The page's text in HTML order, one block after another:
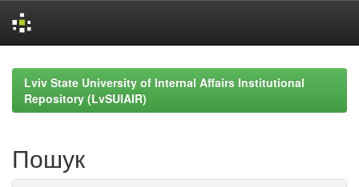
navigationLviv State University of Internal Affairs Institutional
Repository (LvSUIAIR)
Пошук